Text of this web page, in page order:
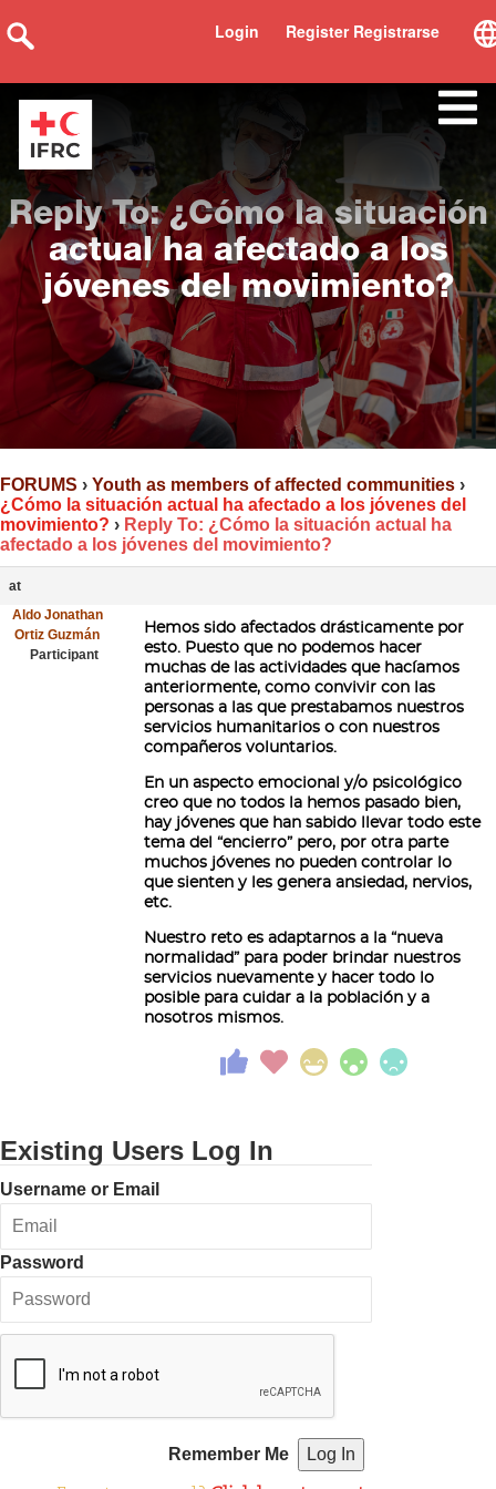
Register Registrarse
Login
Reply To: ¿Cómo la situación
actual ha afectado a los
jóvenes del movimiento?
FORUMS › Youth as members of affected communities ›
¿Cómo la situación actual ha afectado a los jóvenes del
movimiento? › Reply To: ¿Cómo la situación actual ha
afectado a los jóvenes del movimiento?
at
Aldo Jonathan
Ortiz Guzmán
Participant
Hemos sido afectados drásticamente por
esto. Puesto que no podemos hacer
muchas de las actividades que hacíamos
anteriormente, como convivir con las
personas a las que prestabamos nuestros
servicios humanitarios o con nuestros
compañeros voluntarios.
En un aspecto emocional y/o psicológico
creo que no todos la hemos pasado bien,
hay jóvenes que han sabido llevar todo este
tema del “encierro” pero, por otra parte
muchos jóvenes no pueden controlar lo
que sienten y les genera ansiedad, nervios,
etc.
Nuestro reto es adaptarnos a la “nueva
normalidad” para poder brindar nuestros
servicios nuevamente y hacer todo lo
posible para cuidar a la población y a
nosotros mismos.
Existing Users Log In
Username or Email
Password
Remember Me